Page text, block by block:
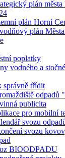
plán
plán Horní
plán
poplatky
vodného a
správně třídit
odpadů
publicita
pro mobilní
svozu
svozu
BIOODPADU